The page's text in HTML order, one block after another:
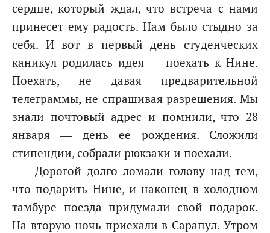
сердце, который ждал, что встреча с нами
принесет ему радость. Нам было стыдно за
себя. И вот в первый день студенческих
каникул родилась идея — поехать к Нине.
Поехать, не давая предварительной
телеграммы, не спрашивая разрешения. Мы
знали почтовый адрес и помнили, что 28
января — день ее рождения. Сложили
стипендии, собрали рюкзаки и поехали.
Дорогой долго ломали голову над тем,
что подарить Нине, и наконец в холодном
тамбуре поезда придумали свой подарок.
На вторую ночь приехали в Сарапул. Утром